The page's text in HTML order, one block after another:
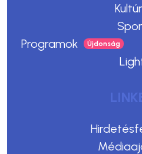
Programok